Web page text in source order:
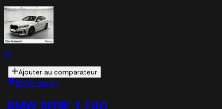
Ajouter au comparateur
BMW Nancy